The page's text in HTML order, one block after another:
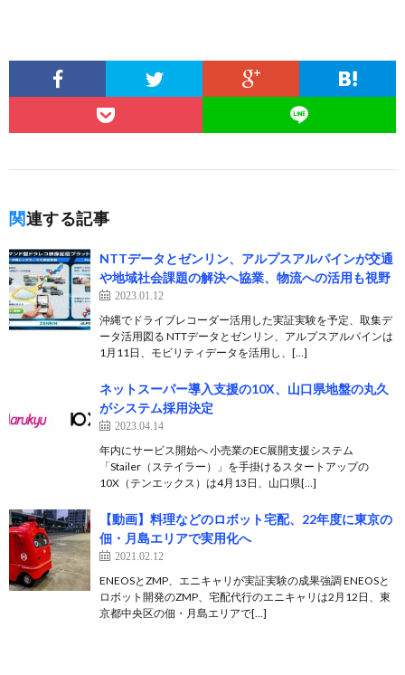
関連する記事
NTTデータとゼンリン、アルプスアルパインが交通
や地域社会課題の解決へ協業、物流への活用も視野
2023.01.12
沖縄でドライブレコーダー活用した実証実験を予定、取集デ
ータ活用図る NTTデータとゼンリン、アルプスアルパインは
1月11日、モビリティデータを活用し、[…]
ネットスーパー導入支援の10X、山口県地盤の丸久
がシステム採用決定
2023.04.14
年内にサービス開始へ 小売業のEC展開支援システム
「Stailer（ステイラー）」を手掛けるスタートアップの
10X（テンエックス）は4月13日、山口県[…]
【動画】料理などのロボット宅配、22年度に東京の
佃・月島エリアで実用化へ
2021.02.12
ENEOSとZMP、エニキャリが実証実験の成果強調 ENEOSと
ロボット開発のZMP、宅配代行のエニキャリは2月12日、東
京都中央区の佃・月島エリアで[…]